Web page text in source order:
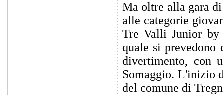
Ma oltre alla gara
alle categorie
Tre Valli Junior by
quale si prevedono
divertimento, con
Somaggio. L'inizio
del comune di